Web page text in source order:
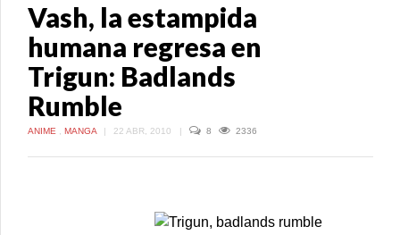
Vash, la estampida
humana regresa en
Trigun: Badlands
Rumble
ANIME , MANGA | 22 ABR, 2010 | 8 2336